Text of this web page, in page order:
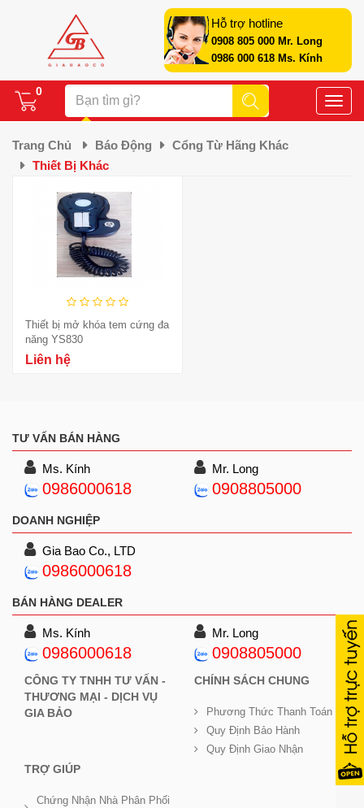
Hỗ trợ hotline
0908 805 000 Mr. Long
0986 000 618 Ms. Kính
Toggle
0
Trang Chủ Báo Động
Cổng Từ Hãng Khác
Thiết Bị Khác
Thiết bị mở khóa tem cứng đa
năng YS830
Liên hệ
TƯ VẤN BÁN HÀNG
Ms. Kính
0986000618
Mr. Long
0908805000
DOANH NGHIỆP
Gia Bao Co., LTD
0986000618
BÁN HÀNG DEALER
Ms. Kính
0986000618
Mr. Long
0908805000
CÔNG TY TNHH TƯ VẤN -
THƯƠNG MẠI - DỊCH VỤ
GIA BẢO
CHÍNH SÁCH CHUNG
Phương Thức Thanh Toán
Quy Định Bảo Hành
Quy Định Giao Nhận
TRỢ GIÚP
Chứng Nhận Nhà Phân Phối